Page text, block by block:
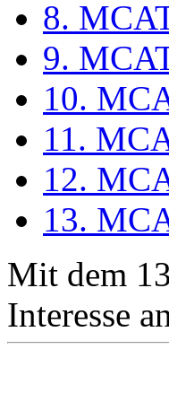
8.
9.
10.
11.
12.
13.
Mit dem
Interesse